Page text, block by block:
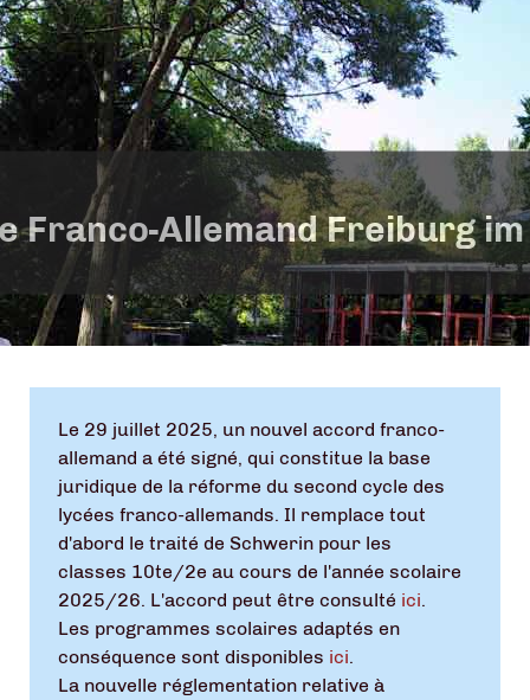
Franco-Allemand Freiburg
Le 29 juillet 2025, un nouvel accord franco-
allemand a été signé, qui constitue la base
juridique de la réforme du second cycle des
lycées franco-allemands. Il remplace tout
d'abord le traité de Schwerin pour les
classes 10te/2e au cours de l'année scolaire
2025/26. L'accord peut être consulté ici.
Les programmes scolaires adaptés en
conséquence sont disponibles ici.
La nouvelle réglementation relative à